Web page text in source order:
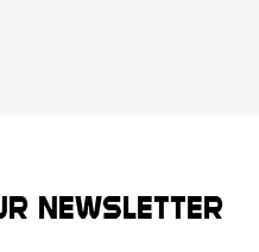
newsletter